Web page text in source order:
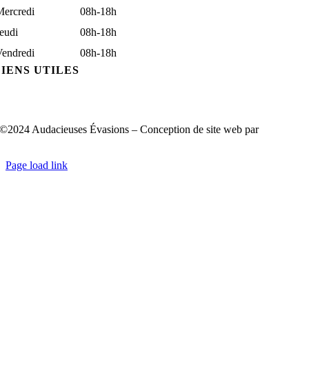
08h-18h
08h-18h
08h-18h
UTILES
©2024 Audacieuses Évasions – Conception de site web par
Page load link